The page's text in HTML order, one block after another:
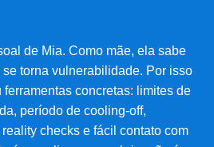
de Mia. Como mãe, ela sabe
torna vulnerabilidade. Por isso
concretas: limites de
período de cooling-off,
checks e fácil contato com